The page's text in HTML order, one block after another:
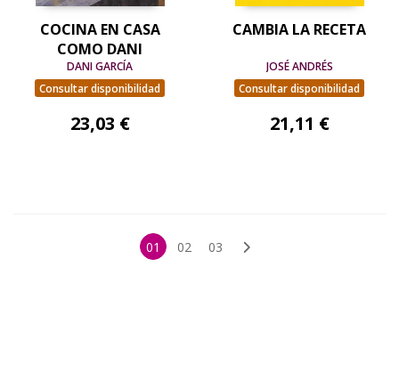
COCINA EN CASA
COMO DANI
DANI GARCÍA
Consultar disponibilidad
23,03 €
CAMBIA LA RECETA
JOSÉ ANDRÉS
Consultar disponibilidad
21,11 €
01 02 03